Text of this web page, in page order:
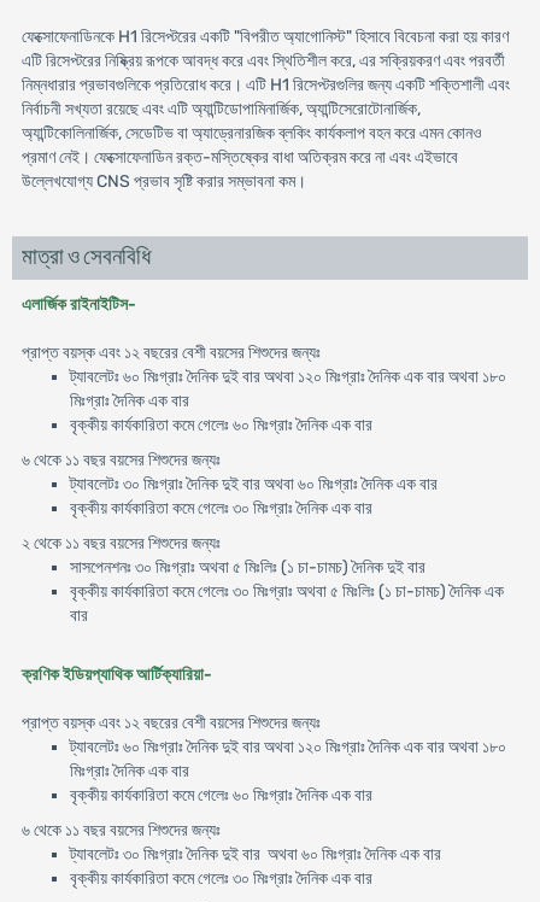
ফেক্সোফেনাডিনকে H1 রিসেপ্টরের একটি "বিপরীত অ্যাগোনিস্ট" হিসাবে বিবেচনা করা হয় কারণ
এটি রিসেপ্টরের নিষ্ক্রিয় রূপকে আবদ্ধ করে এবং স্থিতিশীল করে, এর সক্রিয়করণ এবং পরবর্তী
নিম্নধারার প্রভাবগুলিকে প্রতিরোধ করে। এটি H1 রিসেপ্টরগুলির জন্য একটি শক্তিশালী এবং
নির্বাচনী সখ্যতা রয়েছে এবং এটি অ্যান্টিডোপামিনার্জিক, অ্যান্টিসেরোটোনার্জিক,
অ্যান্টিকোলিনার্জিক, সেডেটিভ বা অ্যাড্রেনারজিক ব্লকিং কার্যকলাপ বহন করে এমন কোনও
প্রমাণ নেই। ফেক্সোফেনাডিন রক্ত-মস্তিষ্কের বাধা অতিক্রম করে না এবং এইভাবে
উল্লেখযোগ্য CNS প্রভাব সৃষ্টি করার সম্ভাবনা কম।
মাত্রা ও সেবনবিধি
এলার্জিক রাইনাইটিস-
প্রাপ্ত বয়স্ক এবং ১২ বছরের বেশী বয়সের শিশুদের জন্যঃ
ট্যাবলেটঃ ৬০ মিঃগ্রাঃ দৈনিক দুই বার অথবা ১২০ মিঃগ্রাঃ দৈনিক এক বার অথবা ১৮০
মিঃগ্রাঃ দৈনিক এক বার
বৃক্কীয় কার্যকারিতা কমে গেলেঃ ৬০ মিঃগ্রাঃ দৈনিক এক বার
৬ থেকে ১১ বছর বয়সের শিশুদের জন্যঃ
ট্যাবলেটঃ ৩০ মিঃগ্রাঃ দৈনিক দুই বার অথবা ৬০ মিঃগ্রাঃ দৈনিক এক বার
বৃক্কীয় কার্যকারিতা কমে গেলেঃ ৩০ মিঃগ্রাঃ দৈনিক এক বার
২ থেকে ১১ বছর বয়সের শিশুদের জন্যঃ
সাসপেনশনঃ ৩০ মিঃগ্রাঃ অথবা ৫ মিঃলিঃ (১ চা-চামচ) দৈনিক দুই বার
বৃক্কীয় কার্যকারিতা কমে গেলেঃ ৩০ মিঃগ্রাঃ অথবা ৫ মিঃলিঃ (১ চা-চামচ) দৈনিক এক
বার
ক্রণিক ইডিয়প্যাথিক আর্টিক্যারিয়া-
প্রাপ্ত বয়স্ক এবং ১২ বছরের বেশী বয়সের শিশুদের জন্যঃ
ট্যাবলেটঃ ৬০ মিঃগ্রাঃ দৈনিক দুই বার অথবা ১২০ মিঃগ্রাঃ দৈনিক এক বার অথবা ১৮০
মিঃগ্রাঃ দৈনিক এক বার
বৃক্কীয় কার্যকারিতা কমে গেলেঃ ৬০ মিঃগ্রাঃ দৈনিক এক বার
৬ থেকে ১১ বছর বয়সের শিশুদের জন্যঃ
ট্যাবলেটঃ ৩০ মিঃগ্রাঃ দৈনিক দুই বার অথবা ৬০ মিঃগ্রাঃ দৈনিক এক বার
বৃক্কীয় কার্যকারিতা কমে গেলেঃ ৩০ মিঃগ্রাঃ দৈনিক এক বার